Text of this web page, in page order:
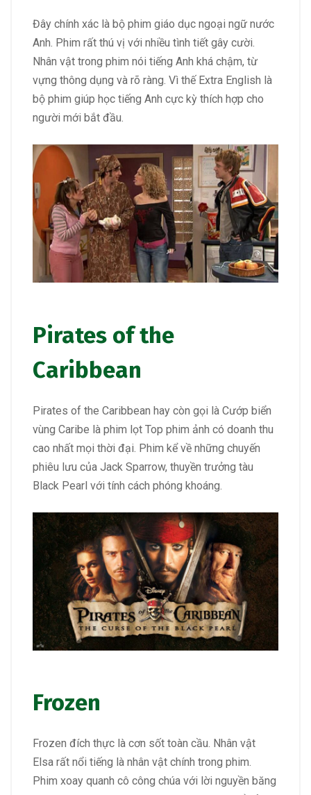
Đây chính xác là bộ phim giáo dục ngoại ngữ nước
Anh. Phim rất thú vị với nhiều tình tiết gây cười.
Nhân vật trong phim nói tiếng Anh khá chậm, từ
vựng thông dụng và rõ ràng. Vì thế Extra English là
bộ phim giúp học tiếng Anh cực kỳ thích hợp cho
người mới bắt đầu.
Pirates of the
Caribbean
Pirates of the Caribbean hay còn gọi là Cướp biển
vùng Caribe là phim lọt Top phim ảnh có doanh thu
cao nhất mọi thời đại. Phim kể về những chuyến
phiêu lưu của Jack Sparrow, thuyền trưởng tàu
Black Pearl với tính cách phóng khoáng.
Frozen
Frozen đích thực là cơn sốt toàn cầu. Nhân vật
Elsa rất nổi tiếng là nhân vật chính trong phim.
Phim xoay quanh cô công chúa với lời nguyền băng